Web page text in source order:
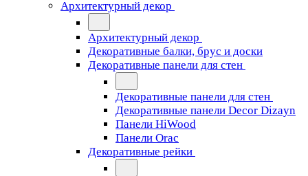
Архитектурный декор
Архитектурный декор
Декоративные балки, брус и доски
Декоративные панели для стен
Декоративные панели для стен
Декоративные панели Decor Dizayn
Панели HiWood
Панели Orac
Декоративные рейки